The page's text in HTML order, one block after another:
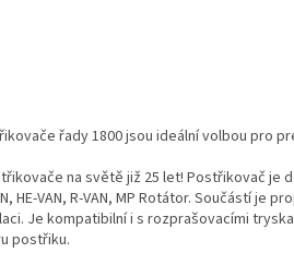
řady 1800 jsou ideální volbou pro
na světě již 25 let! Postřikovač je
HE-VAN, R-VAN, MP Rotátor. Součástí je
Je kompatibilní i s rozprašovacími
postřiku.